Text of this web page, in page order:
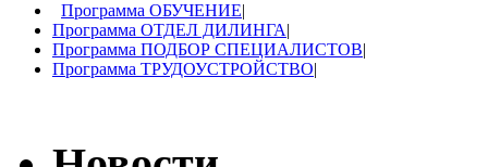
Программа ОБУЧЕНИЕ|
Программа ОТДЕЛ ДИЛИНГА|
Программа ПОДБОР СПЕЦИАЛИСТОВ|
Программа ТРУДОУСТРОЙСТВО|